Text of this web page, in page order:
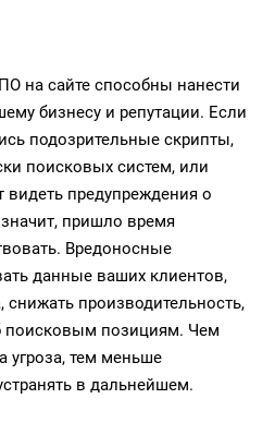
на сайте способны нанести
бизнесу и репутации. Если
подозрительные скрипты,
поисковых систем, или
видеть предупреждения о
пришло время
Вредоносные
данные ваших клиентов,
снижать производительность,
поисковым позициям. Чем
угроза, тем меньше
в дальнейшем.